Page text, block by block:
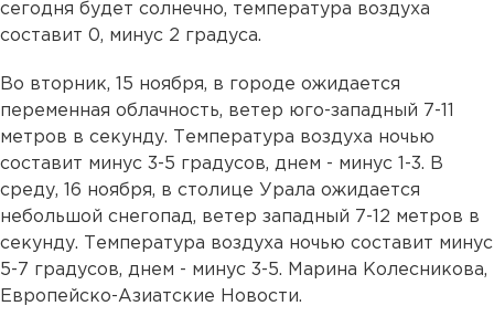
сегодня будет солнечно, температура воздуха
составит 0, минус 2 градуса.
Во вторник, 15 ноября, в городе ожидается
переменная облачность, ветер юго-западный 7-11
метров в секунду. Температура воздуха ночью
составит минус 3-5 градусов, днем - минус 1-3. В
среду, 16 ноября, в столице Урала ожидается
небольшой снегопад, ветер западный 7-12 метров в
секунду. Температура воздуха ночью составит минус
5-7 градусов, днем - минус 3-5. Марина Колесникова,
Европейско-Азиатские Новости.